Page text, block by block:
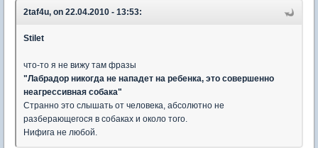
2taf4u, on 22.04.2010 - 13:53:
Stilet
что-то я не вижу там фразы
"Лабрадор никогда не нападет на ребенка, это совершенно
неагрессивная собака"
Странно это слышать от человека, абсолютно не
разберающегося в собаках и около того.
Нифига не любой.